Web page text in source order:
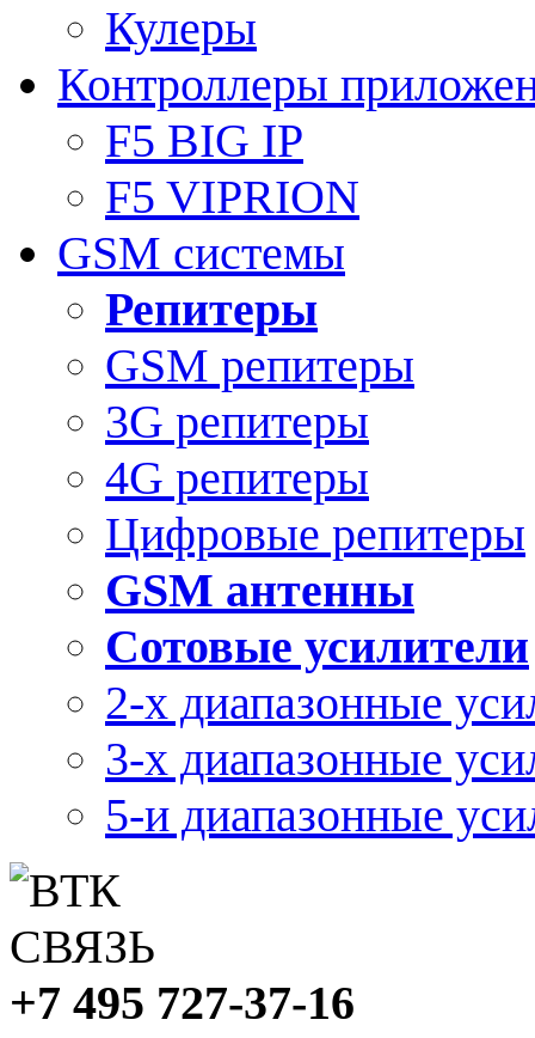
Кулеры
Контроллеры
F5 BIG IP
F5 VIPRION
GSM системы
Репитеры
GSM репитеры
3G репитеры
4G репитеры
Цифровые репитеры
GSM антенны
Сотовые усилители
2-х диапазонные
3-х диапазонные
5-и диапазонные
+7 495 727-37-16